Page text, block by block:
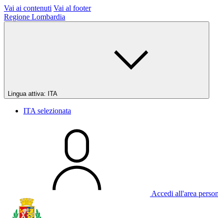
Vai ai contenuti Vai al footer
Regione Lombardia
Lingua attiva: ITA
ITA selezionata
Accedi all'area